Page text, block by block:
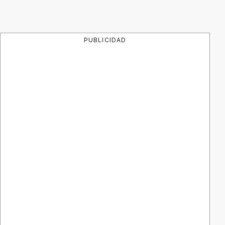
PUBLICIDAD